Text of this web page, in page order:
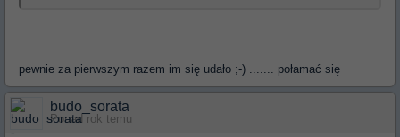
pewnie za pierwszym razem im się udało ;-) ....... połamać się
budo_sorata
Ponad rok temu